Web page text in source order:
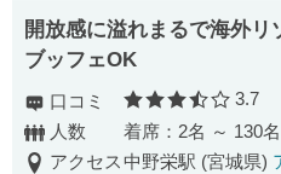
開放感に溢れまるで海外リ
ブッフェOK
口コミ 口コ
3.7
人数
着席：2名 ～ 130名
アクセス中野栄駅 (宮城県)